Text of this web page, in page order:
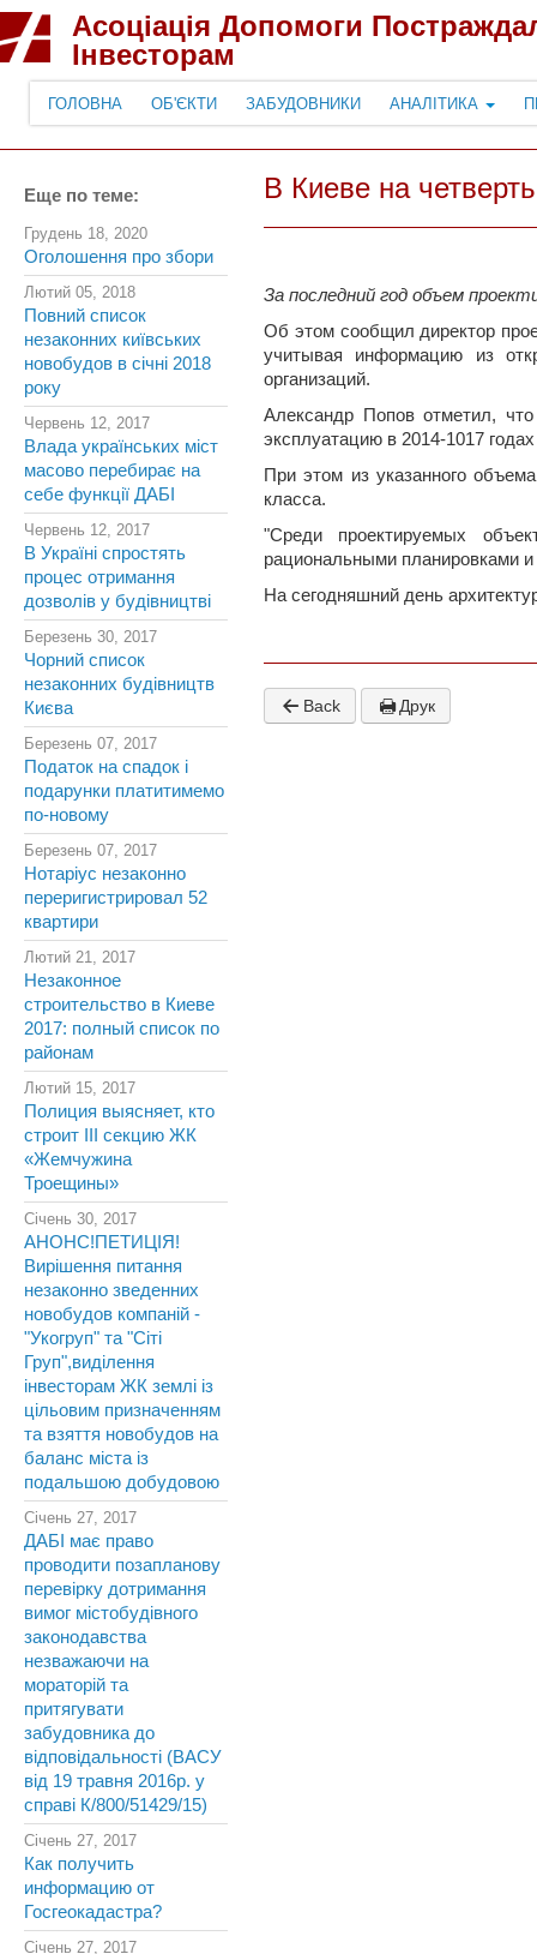
Асоціація Допомоги
Інвесторам
ГОЛОВНА ОБ'ЄКТИ ЗАБУДОВНИКИ АНАЛІТИКА
Еще по теме:
Грудень 18, 2020
Оголошення про збори
Лютий 05, 2018
Повний список
незаконних київських
новобудов в січні 2018
року
Червень 12, 2017
Влада українських міст
масово перебирає на
себе функції ДАБІ
Червень 12, 2017
В Україні спростять
процес отримання
дозволів у будівництві
Березень 30, 2017
Чорний список
незаконних будівництв
Києва
Березень 07, 2017
Податок на спадок і
подарунки платитимемо
по-новому
Березень 07, 2017
Нотаріус незаконно
переригистрировал 52
квартири
Лютий 21, 2017
Незаконное
строительство в Киеве
2017: полный список по
районам
Лютий 15, 2017
Полиция выясняет, кто
строит III секцию ЖК
«Жемчужина
Троещины»
Січень 30, 2017
АНОНС!ПЕТИЦІЯ!
Вирішення питання
незаконно зведенних
новобудов компаній -
"Укогруп" та "Сіті
Груп",виділення
інвесторам ЖК землі із
цільовим призначенням
та взяття новобудов на
баланс міста із
подальшою добудовою
Січень 27, 2017
ДАБІ має право
проводити позапланову
перевірку дотримання
вимог містобудівного
законодавства
незважаючи на
мораторій та
притягувати
забудовника до
відповідальності (ВАСУ
від 19 травня 2016р. у
справі К/800/51429/15)
Січень 27, 2017
Как получить
информацию от
Госгеокадастра?
Січень 27, 2017
В Киеве на
За последний год объем
Об этом сообщил директор
учитывая информацию из
организаций.
Александр Попов отметил,
эксплуатацию в 2014-1017 годах
При этом из указанного
класса.
"Среди проектируемых
рациональными планировками
На сегодняшний день
Back Друк